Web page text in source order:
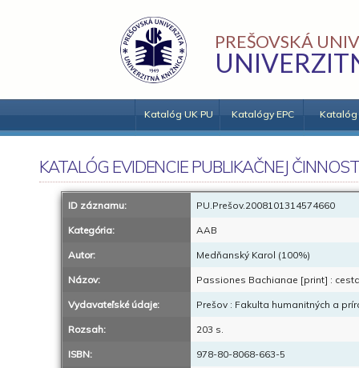
PREŠOVSKÁ
Katalóg UK PU Katalógy EPC Katalóg
KATALÓG EVIDENCIE PUBLIKAČNEJ
ID záznamu: PU.Prešov.2008101314574660
Kategória: AAB
Autor: Medňanský Karol (100%)
Názov: Passiones Bachianae [print] :
Vydavateľské údaje: Prešov : Fakulta humanitných a
Rozsah: 203 s.
ISBN: 978-80-8068-663-5